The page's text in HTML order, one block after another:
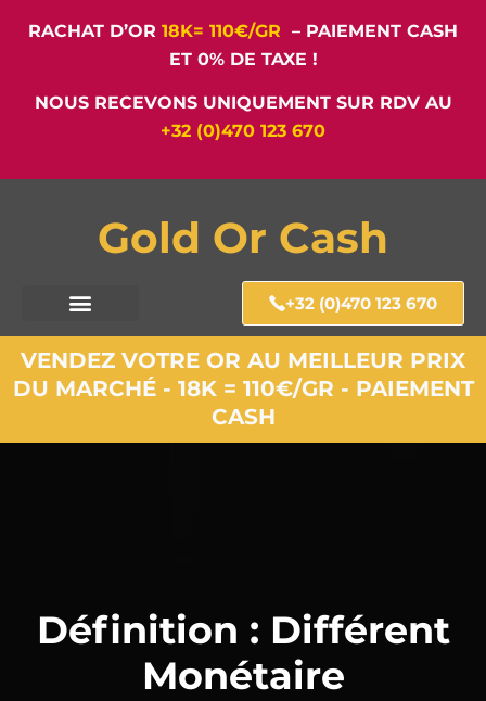
RACHAT D’OR 18K= 110€/GR – PAIEMENT CASH
ET 0% DE TAXE !
NOUS RECEVONS UNIQUEMENT SUR RDV AU
+32 (0)470 123 670
Gold Or Cash
+32 (0)470 123 670
VENDEZ VOTRE OR AU MEILLEUR PRIX
DU MARCHÉ - 18K = 110€/GR - PAIEMENT
CASH
Définition : Différent
Monétaire